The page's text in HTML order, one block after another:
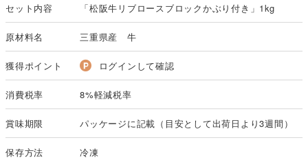
セット内容 「松阪牛リブロースブロックかぶり付き」1kg
原材料名 三重県産 牛
獲得ポイント ログインして確認
消費税率 8%軽減税率
賞味期限 パッケージに記載（目安として出荷日より3週間）
保存方法 冷凍